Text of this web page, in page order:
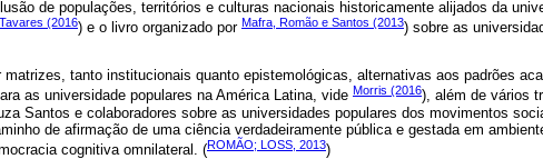
de populações, territórios e culturas nacionais historicamente alijados da
(2016) e o livro organizado por Mafra, Romão e Santos (2013) sobre as
matrizes, tanto institucionais quanto epistemológicas, alternativas aos padrões
as universidade populares na América Latina, vide Morris (2016), além de vários
Santos e colaboradores sobre as universidades populares dos movimentos
de afirmação de uma ciência verdadeiramente pública e gestada em
cognitiva omnilateral. (ROMÃO; LOSS, 2013)